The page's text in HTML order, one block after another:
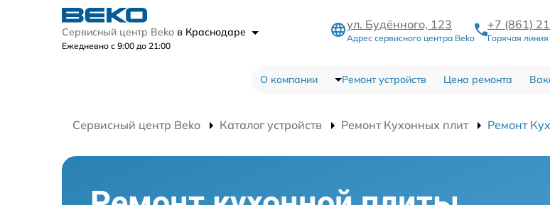
Сервисный центр Beko в Краснодаре
Ежедневно с 9:00 до 21:00
ул. Будённого, 123
Адрес сервисного центра Beko
+7 (861)
Горячая линия
О компании Ремонт устройств Цена ремонта
Сервисный центр Beko Каталог устройств Ремонт Кухонных плит Ремонт